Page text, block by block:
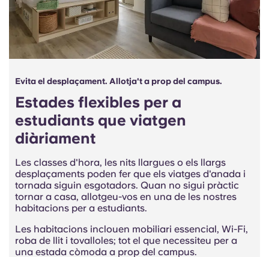
Evita el desplaçament. Allotja't a prop del campus.
Estades flexibles per a
estudiants que viatgen
diàriament
Les classes d'hora, les nits llargues o els llargs
desplaçaments poden fer que els viatges d'anada i
tornada siguin esgotadors. Quan no sigui pràctic
tornar a casa, allotgeu-vos en una de les nostres
habitacions per a estudiants.
Les habitacions inclouen mobiliari essencial, Wi-Fi,
roba de llit i tovalloles; tot el que necessiteu per a
una estada còmoda a prop del campus.